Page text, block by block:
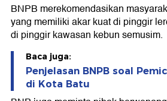
BNPB merekomendasikan
yang memiliki akar kuat di pinggir
di pinggir kawasan kebun semusim.
Baca juga:
Penjelasan BNPB soal
di Kota Batu